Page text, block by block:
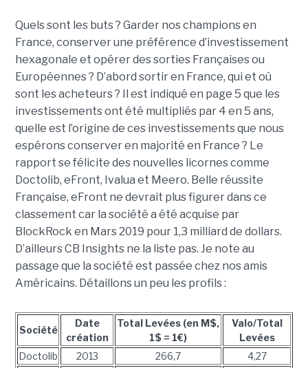
Quels sont les buts ? Garder nos champions en
France, conserver une préférence d’investissement
hexagonale et opérer des sorties Françaises ou
Européennes ? D’abord sortir en France, qui et où
sont les acheteurs ? Il est indiqué en page 5 que les
investissements ont été multipliés par 4 en 5 ans,
quelle est l’origine de ces investissements que nous
espérons conserver en majorité en France ? Le
rapport se félicite des nouvelles licornes comme
Doctolib, eFront, Ivalua et Meero. Belle réussite
Française, eFront ne devrait plus figurer dans ce
classement car la société a été acquise par
BlockRock en Mars 2019 pour 1,3 milliard de dollars.
D’ailleurs CB Insights ne la liste pas. Je note au
passage que la société est passée chez nos amis
Américains. Détaillons un peu les profils :
Société
Date
création
Total Levées (en M$,
1$ = 1€)
Valo/Total
Levées
Doctolib
2013 266,7 4,27